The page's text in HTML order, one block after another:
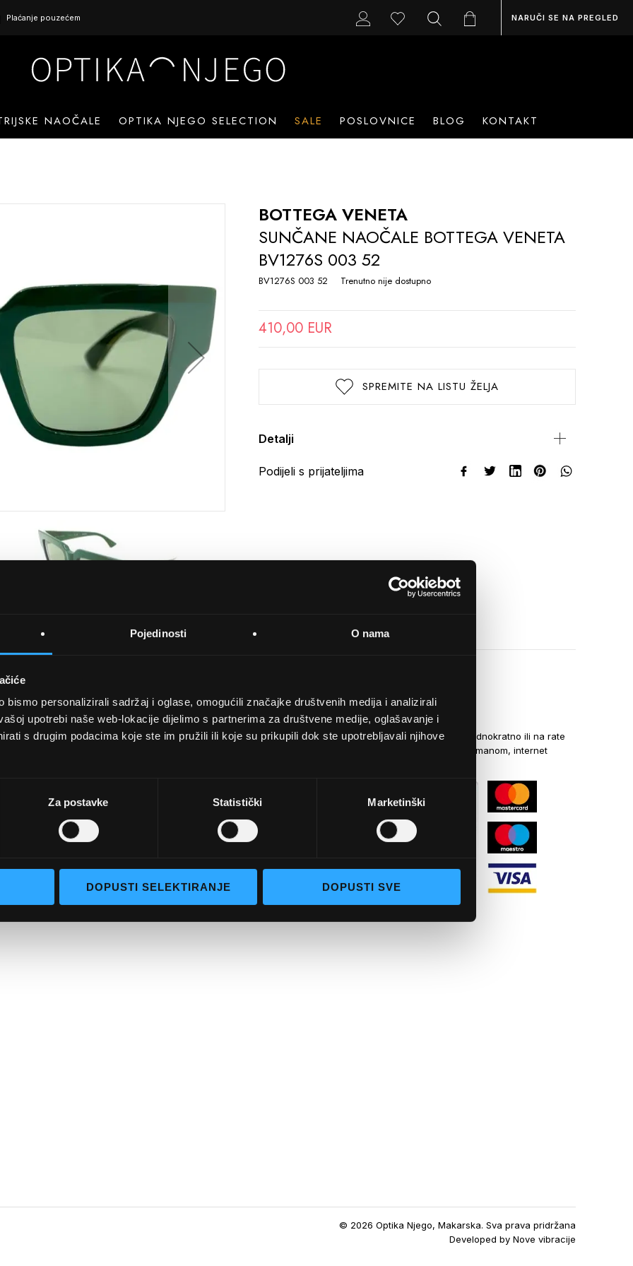
Pojedinosti O nama
bismo personalizirali sadržaj i oglase, omogućili značajke društvenih medija i analizirali
upotrebi naše web-lokacije dijelimo s partnerima za društvene medije, oglašavanje i
s drugim podacima koje ste im pružili ili koje su prikupili dok ste upotrebljavali njihove
Za postavke Statistički Marketinški
DOPUSTI SELEKTIRANJE DOPUSTI SVE
Plaćanje pouzećem NARUČI SE NA PREGLED
NAOČALE OPTIKA NJEGO SELECTION SALE POSLOVNICE BLOG KONTAKT
BOTTEGA VENETA
SUNČANE NAOČALE BOTTEGA VENETA
BV1276S 003 52
BV1276S 003 52 Trenutno nije dostupno
410,00 EUR
SPREMITE NA LISTU ŽELJA
Detalji
Podijeli s prijateljima
selection
UVJETI KUPNJE
Opći uvjeti poslovanja
Napredno pretraživanje
Narudžbe i povrati
NAČINI PLAĆANJA
Kreditnim karticama jednokratno ili na rate
općom uplatnicom, virmanom, internet
© 2026 Optika Njego, Makarska. Sva prava pridržana
Developed byNove vibracije